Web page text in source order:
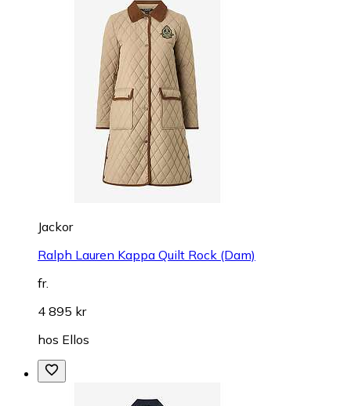
Jackor
Ralph Lauren Kappa Quilt Rock (Dam)
fr.
4 895 kr
hos Ellos